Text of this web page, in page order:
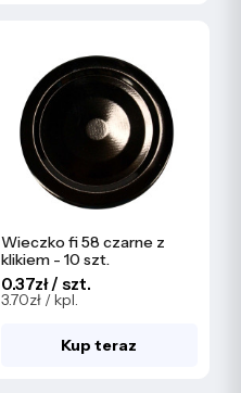
Wieczko fi 58 czarne z
klikiem - 10 szt.
0.37zł / szt.
3.70zł / kpl.
Kup teraz